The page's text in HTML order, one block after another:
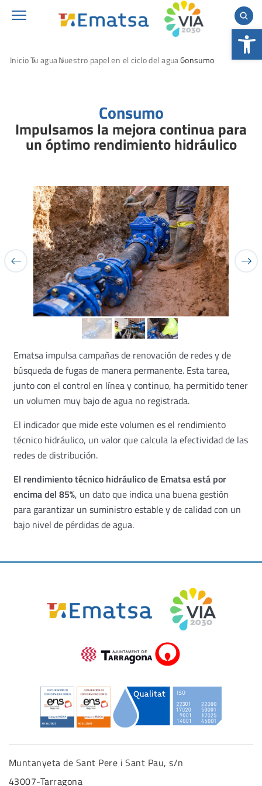
Abrir
InicioTu aguaNuestro papel en el ciclo del aguaConsumo
Consumo
Impulsamos la mejora continua para
un óptimo rendimiento hidráulico
Ematsa impulsa campañas de renovación de redes y de
búsqueda de fugas de manera permanente. Esta tarea,
junto con el control en línea y continuo, ha permitido tener
un volumen muy bajo de agua no registrada.
El indicador que mide este volumen es el rendimiento
técnico hidráulico, un valor que calcula la efectividad de las
redes de distribución.
El rendimiento técnico hidráulico de Ematsa está por
encima del 85%, un dato que indica una buena gestión
para garantizar un suministro estable y de calidad con un
bajo nivel de pérdidas de agua.
Muntanyeta de Sant Pere i Sant Pau, s/n
43007-Tarragona